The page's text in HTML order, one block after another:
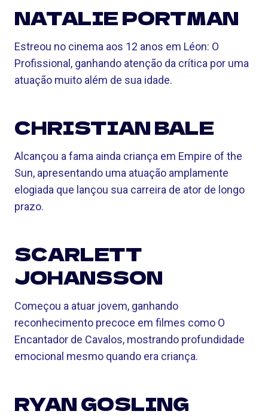
NATALIE PORTMAN
Estreou no cinema aos 12 anos em Léon: O
Profissional, ganhando atenção da crítica por uma
atuação muito além de sua idade.
CHRISTIAN BALE
Alcançou a fama ainda criança em Empire of the
Sun, apresentando uma atuação amplamente
elogiada que lançou sua carreira de ator de longo
prazo.
SCARLETT
JOHANSSON
Começou a atuar jovem, ganhando
reconhecimento precoce em filmes como O
Encantador de Cavalos, mostrando profundidade
emocional mesmo quando era criança.
RYAN GOSLING